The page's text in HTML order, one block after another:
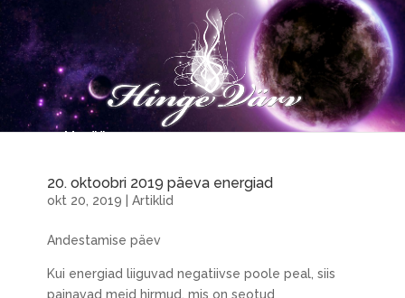
20. oktoobri 2019 päeva energiad
okt 20, 2019 Artiklid
Andestamise päev
Kui energiad liiguvad negatiivse poole peal, siis
painavad meid hirmud, mis on seotud